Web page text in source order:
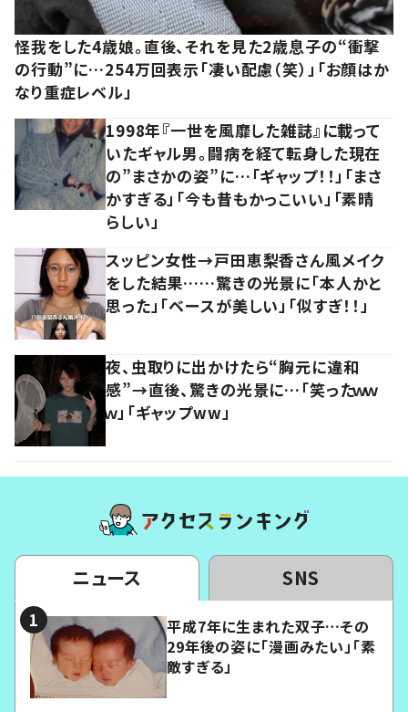
怪我をした4歳娘。直後、それを見た2歳息子の“衝撃
の行動”に…254万回表示「凄い配慮（笑）」「お顔はか
なり重症レベル」
1998年『一世を風靡した雑誌』に載って
いたギャル男。闘病を経て転身した現在
の”まさかの姿”に…「ギャップ！！」「まさ
かすぎる」「今も昔もかっこいい」「素晴
らしい」
スッピン女性→戸田恵梨香さん風メイク
をした結果……驚きの光景に「本人かと
思った」「ベースが美しい」「似すぎ！！」
夜、虫取りに出かけたら“胸元に違和
感”→直後、驚きの光景に…「笑ったｗｗ
ｗ」「ギャップww」
ニュース SNS
平成7年に生まれた双子…その
29年後の姿に「漫画みたい」「素
敵すぎる」